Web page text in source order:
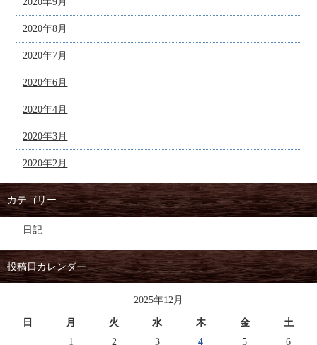
2020年8月
2020年7月
2020年6月
2020年4月
2020年3月
2020年2月
カテゴリー
日記
投稿日カレンダー
2025年12月
日 月 火 水 木 金
土
1
2 3 4 5 6